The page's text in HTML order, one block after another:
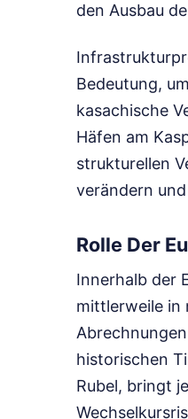
den Ausbau
Bedeutung,
kasachische
Häfen am
strukturellen
verändern
Rolle Der
Innerhalb der
mittlerweile in
historischen
Rubel, bringt